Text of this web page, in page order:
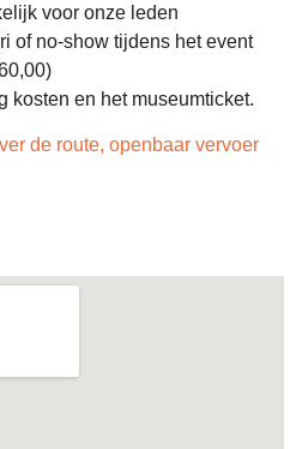
voor onze leden
of no-show tijdens het event
kosten en het museumticket.
de route, openbaar vervoer